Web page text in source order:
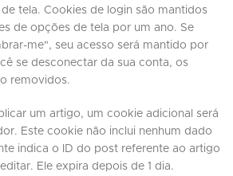
tela. Cookies de login são mantidos
de opções de tela por um ano. Se
me", seu acesso será mantido por
se desconectar da sua conta, os
removidos.
um artigo, um cookie adicional será
Este cookie não inclui nenhum dado
indica o ID do post referente ao artigo
Ele expira depois de 1 dia.